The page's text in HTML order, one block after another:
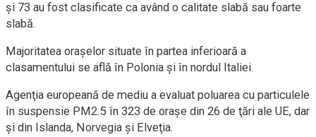
şi 73 au fost clasificate ca având o calitate slabă sau foarte
slabă.
Majoritatea oraşelor situate în partea inferioară a
clasamentului se află în Polonia şi în nordul Italiei.
Agenţia europeană de mediu a evaluat poluarea cu particulele
în suspensie PM2.5 în 323 de oraşe din 26 de ţări ale UE, dar
şi din Islanda, Norvegia şi Elveţia.